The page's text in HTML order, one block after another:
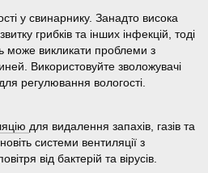
у свинарнику. Занадто висока
грибків та інших інфекцій, тоді
може викликати проблеми з
Використовуйте зволожувачі
регулювання вологості.
для видалення запахів, газів та
системи вентиляції з
від бактерій та вірусів.